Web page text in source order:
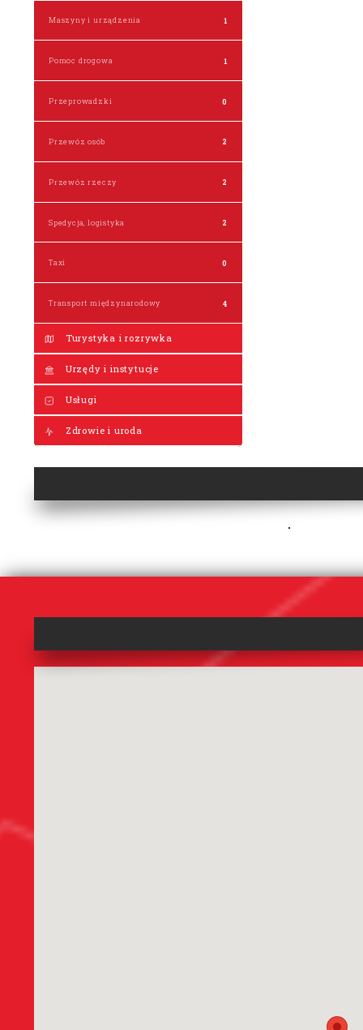
Maszyny i urządzenia 1
Pomoc drogowa 1
Przeprowadzki 0
Przewóz osób 2
Przewóz rzeczy 2
Spedycja, logistyka 2
Taxi 0
Transport międzynarodowy 4
Turystyka i rozrywka
Urzędy i instytucje
Usługi
Zdrowie i uroda